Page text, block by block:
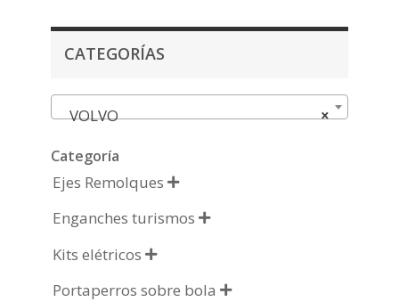
CATEGORÍAS
×
VOLVO
Categoría
Ejes Remolques 
Enganches turismos 
Kits elétricos 
Portaperros sobre bola 